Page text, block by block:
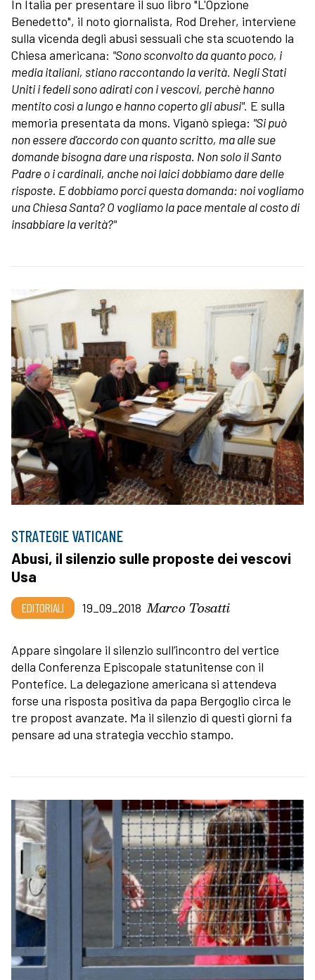
In Italia per presentare il suo libro "L'Opzione
Benedetto", il noto giornalista, Rod Dreher, interviene
sulla vicenda degli abusi sessuali che sta scuotendo la
Chiesa americana: "Sono sconvolto da quanto poco, i
media italiani, stiano raccontando la verità. Negli Stati
Uniti i fedeli sono adirati con i vescovi, perchè hanno
mentito così a lungo e hanno coperto gli abusi". E sulla
memoria presentata da mons. Viganò spiega: "Si può
non essere d'accordo con quanto scritto, ma alle sue
domande bisogna dare una risposta. Non solo il Santo
Padre o i cardinali, anche noi laici dobbiamo dare delle
risposte. E dobbiamo porci questa domanda: noi vogliamo
una Chiesa Santa? O vogliamo la pace mentale al costo di
insabbiare la verità?"
STRATEGIE VATICANE
Abusi, il silenzio sulle proposte dei vescovi
Usa
EDITORIALI 19_09_2018 Marco Tosatti
Appare singolare il silenzio sull’incontro del vertice
della Conferenza Episcopale statunitense con il
Pontefice. La delegazione americana si attendeva
forse una risposta positiva da papa Bergoglio circa le
tre propost avanzate. Ma il silenzio di questi giorni fa
pensare ad una strategia vecchio stampo.